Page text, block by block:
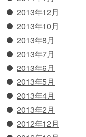
2013年12月
2013年10月
2013年8月
2013年7月
2013年6月
2013年5月
2013年4月
2013年2月
2012年12月